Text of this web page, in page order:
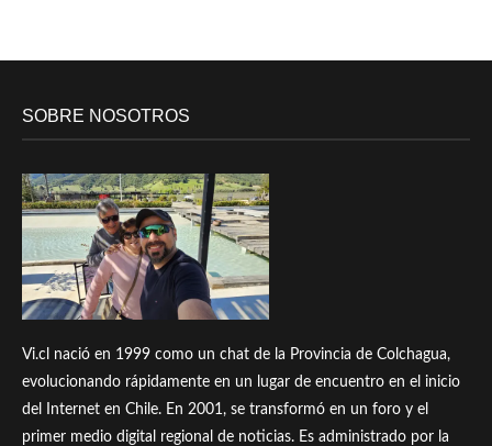
SOBRE NOSOTROS
Vi.cl nació en 1999 como un chat de la Provincia de Colchagua,
evolucionando rápidamente en un lugar de encuentro en el inicio
del Internet en Chile. En 2001, se transformó en un foro y el
primer medio digital regional de noticias. Es administrado por la